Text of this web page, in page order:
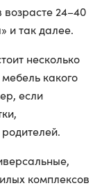
24–40
и так далее.
несколько
какого
если
комплексов